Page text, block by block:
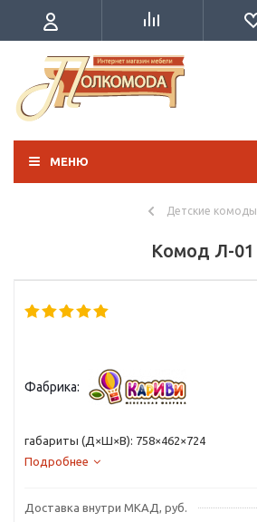
МЕНЮ
Детские комоды
Комод Л-01
Фабрика:
габариты (Д×Ш×В): 758×462×724
Подробнее
Доставка внутри МКАД, руб.